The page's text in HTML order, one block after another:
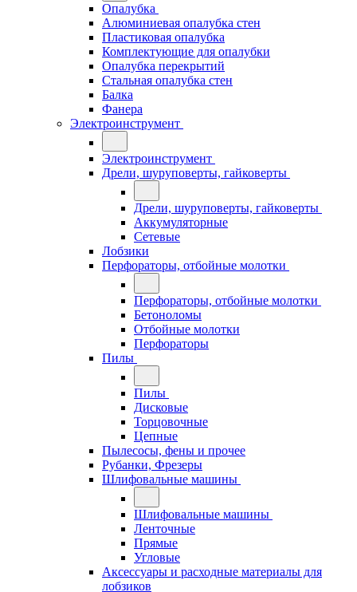
Опалубка
Алюминиевая опалубка стен
Пластиковая опалубка
Комплектующие для опалубки
Опалубка перекрытий
Стальная опалубка стен
Балка
Фанера
Электроинструмент
Электроинструмент
Дрели, шуруповерты, гайковерты
Дрели, шуруповерты, гайковерты
Аккумуляторные
Сетевые
Лобзики
Перфораторы, отбойные молотки
Перфораторы, отбойные молотки
Бетоноломы
Отбойные молотки
Перфораторы
Пилы
Пилы
Дисковые
Торцовочные
Цепные
Пылесосы, фены и прочее
Рубанки, Фрезеры
Шлифовальные машины
Шлифовальные машины
Ленточные
Прямые
Угловые
Аксессуары и расходные материалы для
лобзиков